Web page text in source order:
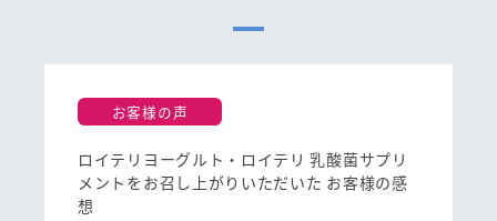
お客様の声
ロイテリヨーグルト・ロイテリ 乳酸菌サプリ
メントをお召し上がりいただいた お客様の感
想